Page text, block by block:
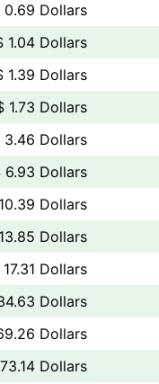
0.69 Dollars
1.04 Dollars
1.39 Dollars
1.73 Dollars
3.46 Dollars
6.93 Dollars
Dollars
Dollars
Dollars
Dollars
Dollars
Dollars